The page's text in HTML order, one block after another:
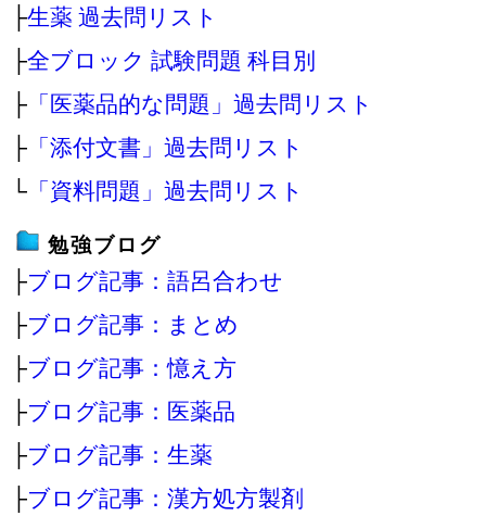
├生薬 過去問リスト
├全ブロック 試験問題 科目別
├ 「医薬品的な問題」過去問リスト
├ 「添付文書」過去問リスト
└ 「資料問題」過去問リスト
勉強ブログ
├ブログ記事：語呂合わせ
├ブログ記事：まとめ
├ブログ記事：憶え方
├ブログ記事：医薬品
├ブログ記事：生薬
├ブログ記事：漢方処方製剤